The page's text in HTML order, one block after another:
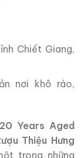
Chiết Giang,
nơi khô ráo,
Years Aged
Thiệu Hưng
trong những